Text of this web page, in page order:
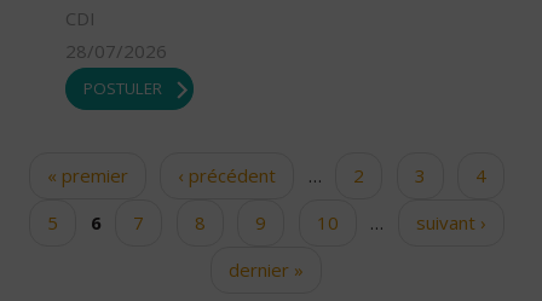
CDI
28/07/2026
POSTULER
Pages« premier ‹ précédent … 2 3
4
5
6 7 8 9 10 …
suivant ›
dernier »